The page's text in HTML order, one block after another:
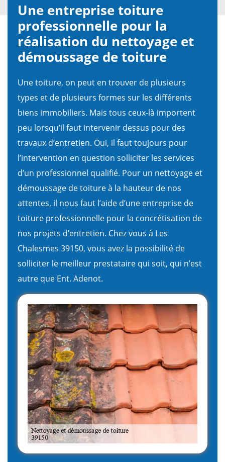
Une entreprise toiture
professionnelle pour la
réalisation du nettoyage et
démoussage de toiture
Une toiture, on peut en trouver de plusieurs
types et de plusieurs formes sur les différents
biens immobiliers. Mais tous ceux-là importent
peu lorsqu’il faut intervenir dessus pour des
travaux d’entretien. Oui, il faut toujours pour
l’intervention en question solliciter les services
d’un professionnel qualifié. Pour un nettoyage et
démoussage de toiture à la hauteur de nos
attentes, il nous faut l’aide d’une entreprise de
toiture professionnelle pour la concrétisation de
nos projets d’entretien. Chez vous à Les
Chalesmes 39150, vous avez la possibilité de
solliciter le meilleur prestataire qui soit, qui n’est
autre que Ent. Adenot.